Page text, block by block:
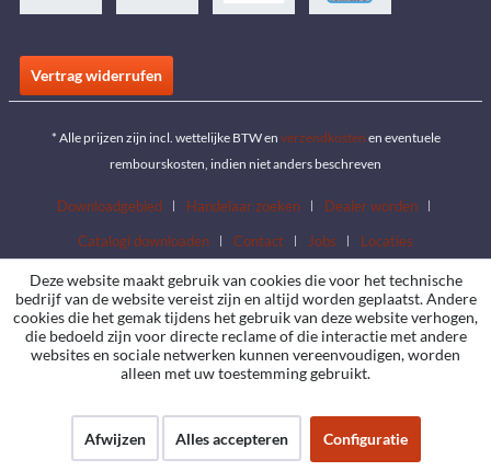
Vertrag widerrufen
* Alle prijzen zijn incl. wettelijke BTW en verzendkosten en eventuele
rembourskosten, indien niet anders beschreven
Downloadgebied Handelaar zoeken
Dealer worden
Catalogi downloaden
Contact Jobs Locaties
Deze website maakt gebruik van cookies die voor het technische
bedrijf van de website vereist zijn en altijd worden geplaatst. Andere
cookies die het gemak tijdens het gebruik van deze website verhogen,
die bedoeld zijn voor directe reclame of die interactie met andere
websites en sociale netwerken kunnen vereenvoudigen, worden
alleen met uw toestemming gebruikt.
Afwijzen Alles accepteren Configuratie